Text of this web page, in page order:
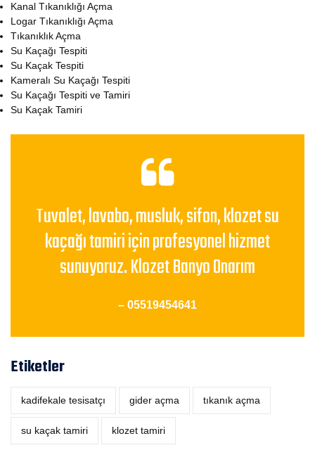
Kanal Tıkanıklığı Açma
Logar Tıkanıklığı Açma
Tıkanıklık Açma
Su Kaçağı Tespiti
Su Kaçak Tespiti
Kameralı Su Kaçağı Tespiti
Su Kaçağı Tespiti ve Tamiri
Su Kaçak Tamiri
Tuvalet, lavabo, musluk, sifon, klozet su
kaçağı tamiri için profesyonel hizmet
sunuyoruz. Klozet Banyo Onarım
– 05519454641
Etiketler
kadifekale tesisatçı ‎gider açma tıkanık açma
su kaçak tamiri klozet tamiri